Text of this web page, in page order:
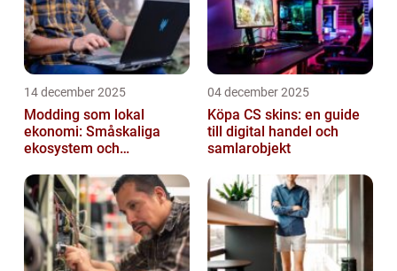
14 december 2025
Modding som lokal
ekonomi: Småskaliga
ekosystem och
04 december 2025
Köpa CS skins: en guide
till digital handel och
samlarobjekt